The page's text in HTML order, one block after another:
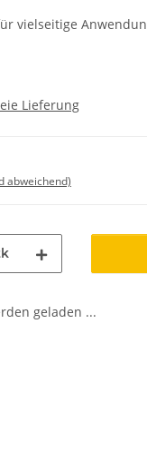
vielseitige
Lieferung
abweichend)
geladen ...